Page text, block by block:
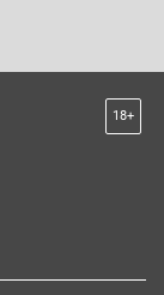
18+